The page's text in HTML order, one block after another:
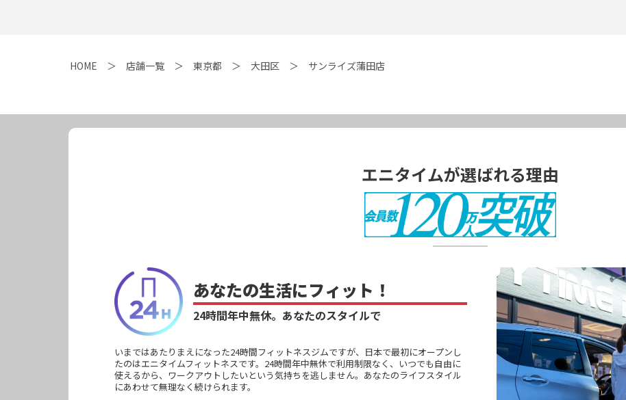
HOME 店舗一覧 東京都 大田区 サンライズ蒲田店
エニタイムが選ばれる理由
あなたの生活にフィット！
24時間年中無休。 あなたのスタイルで
いまではあたりまえになった24時間フィットネスジムですが、日本で最初にオープンし
たのはエニタイムフィットネスです。24時間年中無休で利用制限なく、いつでも自由に
使えるから、ワークアウトしたいという気持ちを逃しません。あなたのライフスタイル
にあわせて無理なく続けられます。